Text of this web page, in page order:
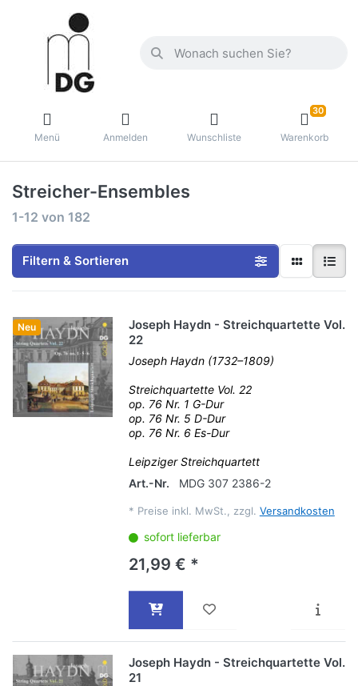
Menü Anmelden Wunschliste
30
Warenkorb
Streicher-Ensembles
1-12 von 182
Filtern & Sortieren
Neu
Joseph Haydn - Streichquartette Vol.
22
Joseph Haydn (1732–1809)
Streichquartette Vol. 22
op. 76 Nr. 1 G-Dur
op. 76 Nr. 5 D-Dur
op. 76 Nr. 6 Es-Dur
Leipziger Streichquartett
Art.-Nr.
MDG 307 2386-2
* Preise inkl. MwSt., zzgl. Versandkosten
sofort lieferbar
21,99 € *
Joseph Haydn - Streichquartette Vol.
21